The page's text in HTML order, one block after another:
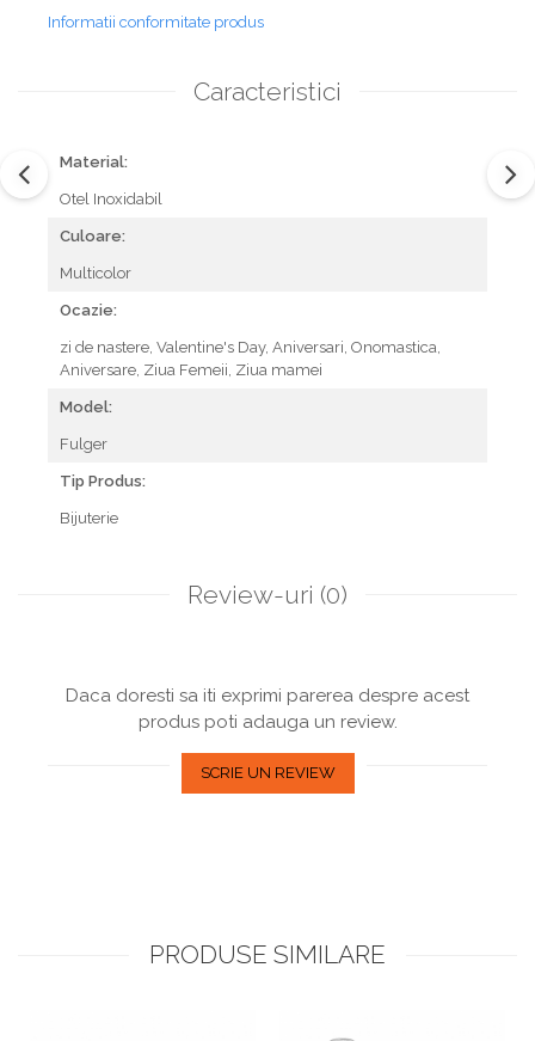
Informatii conformitate produs
Caracteristici
Material:
Otel Inoxidabil
Culoare:
Multicolor
Ocazie:
zi de nastere, Valentine's Day, Aniversari, Onomastica,
Aniversare, Ziua Femeii, Ziua mamei
Model:
Fulger
Tip Produs:
Bijuterie
Review-uri (0)
Daca doresti sa iti exprimi parerea despre acest
produs poti adauga un review.
SCRIE UN REVIEW
PRODUSE SIMILARE